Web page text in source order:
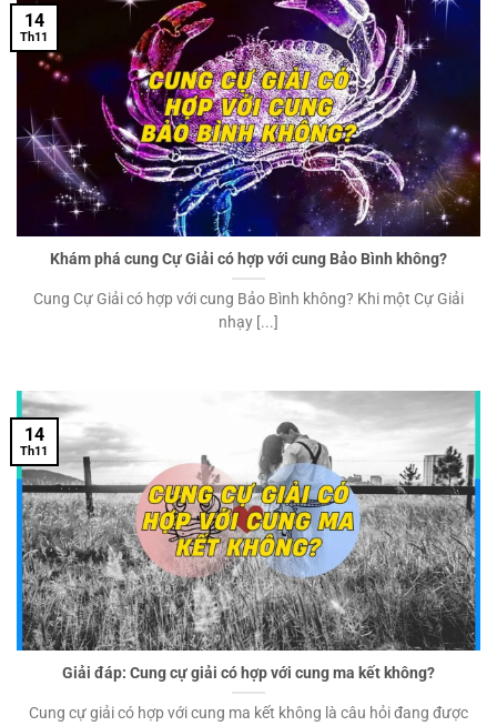
Khám phá cung Cự Giải có hợp với cung Bảo Bình không?
Cung Cự Giải có hợp với cung Bảo Bình không? Khi một Cự Giải
nhạy [...]
14
Th11
Giải đáp: Cung cự giải có hợp với cung ma kết không?
Cung cự giải có hợp với cung ma kết không là câu hỏi đang được
14
Th11